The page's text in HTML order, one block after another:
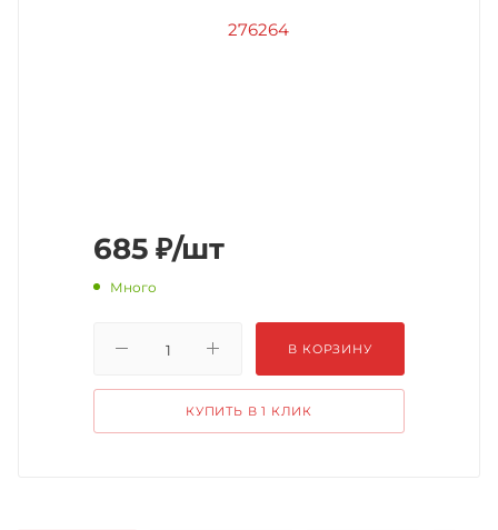
685 ₽/шт
Много
В КОРЗИНУ
КУПИТЬ В 1 КЛИК